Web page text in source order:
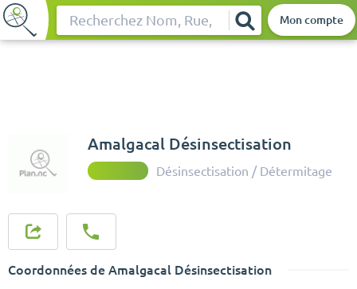
Rechercher Mon compte
Amalgacal Désinsectisation
Désinsectisation / Détermitage
Coordonnées de Amalgacal Désinsectisation